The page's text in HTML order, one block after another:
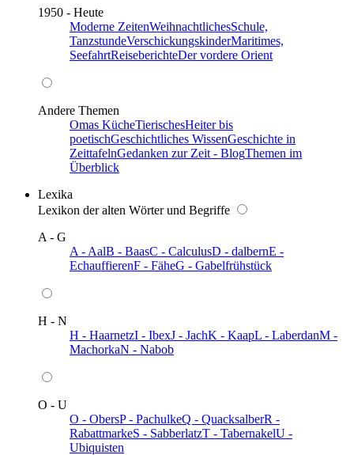
1950 - Heute
Moderne ZeitenWeihnachtlichesSchule,
TanzstundeVerschickungskinderMaritimes,
SeefahrtReiseberichteDer vordere Orient
Andere Themen
Omas KücheTierischesHeiter bis
poetischGeschichtliches WissenGeschichte in
ZeittafelnGedanken zur Zeit - BlogThemen im
Überblick
Lexika
Lexikon der alten Wörter und Begriffe
A - G
A - AalB - BaasC - CalculusD - dalbernE -
EchauffierenF - FäheG - Gabelfrühstück
H - N
H - HaarnetzI - IbexJ - JachK - KaapL - LaberdanM -
MachorkaN - Nabob
O - U
O - ObersP - PachulkeQ - QuacksalberR -
RabattmarkeS - SabberlatzT - TabernakelU -
Ubiquisten